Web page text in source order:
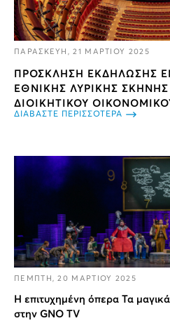
ΠΑΡΑΣΚΕΥΗ, 21 ΜΑΡΤΙΟΥ 2025
ΠΡΟΣΚΛΗΣΗ ΕΚΔΗΛΩΣΗΣ
ΕΘΝΙΚΗΣ ΛΥΡΙΚΗΣ
ΔΙΟΙΚΗΤΙΚΟΥ
ΔΙΑΒΑΣΤΕ ΠΕΡΙΣΣΟΤΕΡΑ
ΠΕΜΠΤΗ, 20 ΜΑΡΤΙΟΥ 2025
Η επιτυχημένη όπερα Τα
στην GNO TV